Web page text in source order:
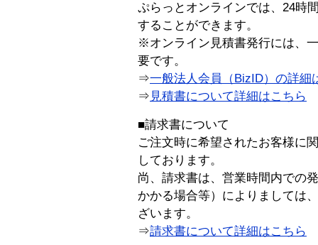
ぷらっとオンラインでは、24時
することができます。
※オンライン見積書発行には、
要です。
⇒一般法人会員（BizID）の詳細
⇒ 見積書について詳細はこちら
■請求書について
ご注文時に希望されたお客様に
しております。
尚、請求書は、営業時間内での
かかる場合等）によりましては
ざいます。
⇒請求書について詳細はこちら